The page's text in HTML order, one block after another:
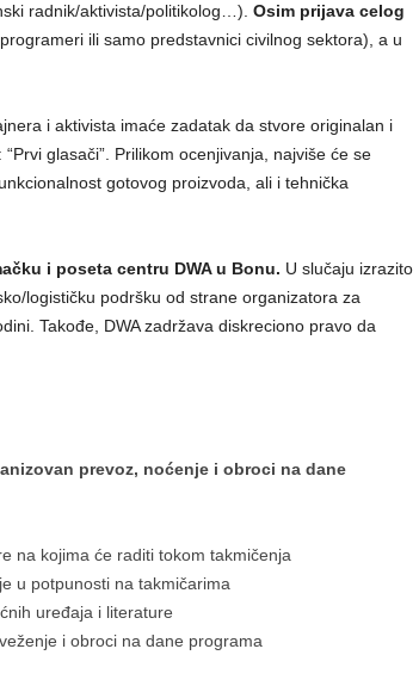
radnik/aktivista/politikolog…). Osim prijava celog
ili samo predstavnici civilnog sektora), a u
i aktivista imaće zadatak da stvore originalan i
glasači”. Prilikom ocenjivanja, najviše će se
gotovog proizvoda, ali i tehnička
i poseta centru DWA u Bonu. U slučaju izrazito
logističku podršku od strane organizatora za
Takođe, DWA zadržava diskreciono pravo da
prevoz, noćenje i obroci na dane
na kojima će raditi tokom takmičenja
u potpunosti na takmičarima
uređaja i literature
i obroci na dane programa